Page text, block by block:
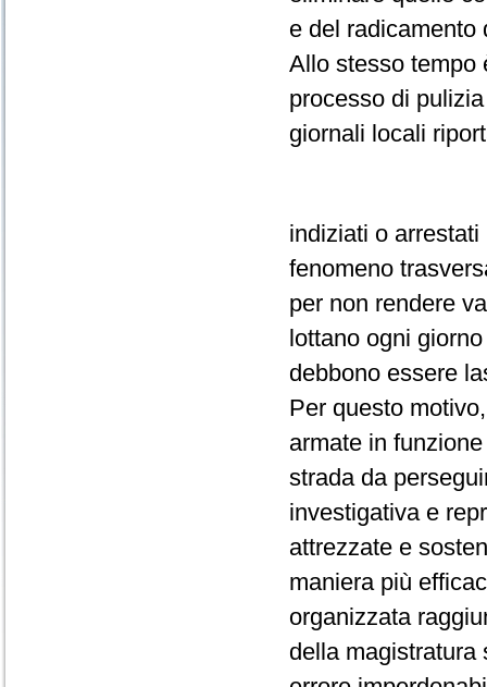
e del radicamento
Allo stesso tempo
processo di
giornali locali
indiziati o
fenomeno
per non rendere
lottano ogni
debbono essere
Per questo
armate in
strada da
investigativa e
attrezzate e
maniera più
organizzata
della magistratura